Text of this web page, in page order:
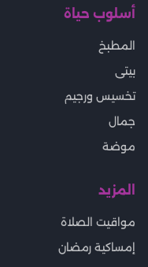
أسلوب حياة
المطبخ
بيتى
تخسيس ورجيم
جمال
موضة
المزيد
مواقيت الصلاة
إمساكية رمضان